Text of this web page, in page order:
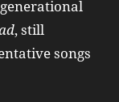
, still
songs